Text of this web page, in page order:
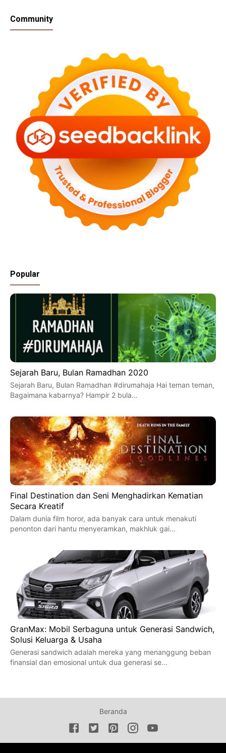
Community
Popular
Sejarah Baru, Bulan Ramadhan 2020
Sejarah Baru, Bulan Ramadhan #dirumahaja Hai teman teman,
Bagaimana kabarnya? Hampir 2 bula…
Final Destination dan Seni Menghadirkan Kematian
Secara Kreatif
Dalam dunia film horor, ada banyak cara untuk menakuti
penonton dari hantu menyeramkan, makhluk gai…
GranMax: Mobil Serbaguna untuk Generasi Sandwich,
Solusi Keluarga & Usaha
Generasi sandwich adalah mereka yang menanggung beban
finansial dan emosional untuk dua generasi se…
Beranda